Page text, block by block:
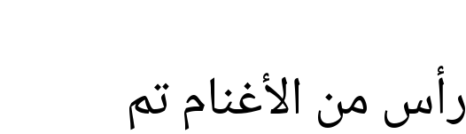
مصالح «أونسا» تحجز أزيد من 200 رأس من الأغنام تم